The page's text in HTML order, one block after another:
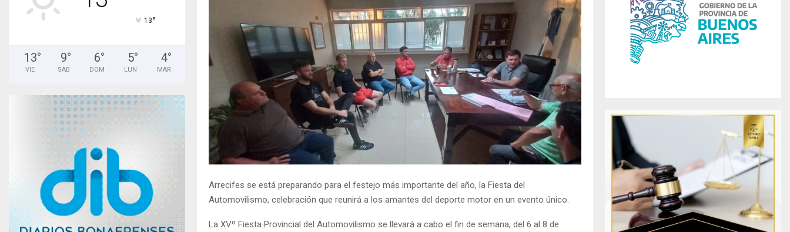
Arrecifes se está preparando para el festejo más importante del año, la Fiesta del
Automovilismo, celebración que reunirá a los amantes del deporte motor en un evento único.
La XVº Fiesta Provincial del Automovilismo se llevará a cabo el fin de semana, del 6 al 8 de
13°
13°
VIE
9°
SAB
6°
DOM
5°
LUN
4°
MAR
R
C